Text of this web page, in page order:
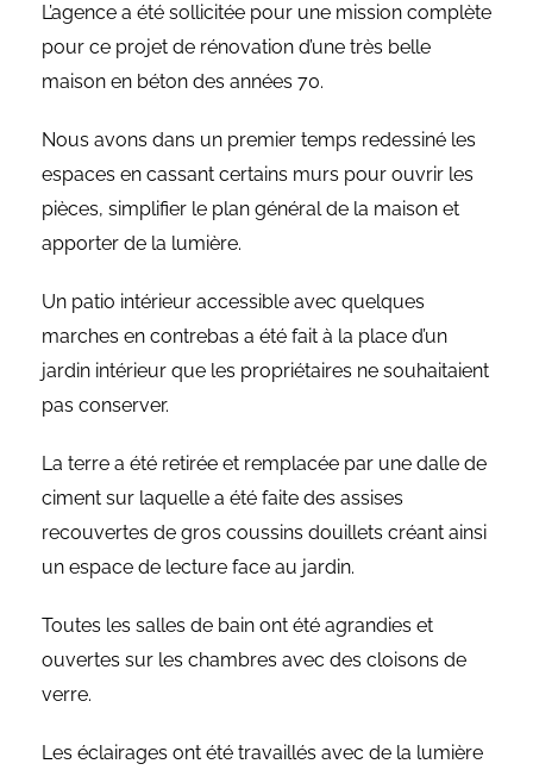
L’agence a été sollicitée pour une mission complète
pour ce projet de rénovation d’une très belle
maison en béton des années 70.
Nous avons dans un premier temps redessiné les
espaces en cassant certains murs pour ouvrir les
pièces, simplifier le plan général de la maison et
apporter de la lumière.
Un patio intérieur accessible avec quelques
marches en contrebas a été fait à la place d’un
jardin intérieur que les propriétaires ne souhaitaient
pas conserver.
La terre a été retirée et remplacée par une dalle de
ciment sur laquelle a été faite des assises
recouvertes de gros coussins douillets créant ainsi
un espace de lecture face au jardin.
Toutes les salles de bain ont été agrandies et
ouvertes sur les chambres avec des cloisons de
verre.
Les éclairages ont été travaillés avec de la lumière